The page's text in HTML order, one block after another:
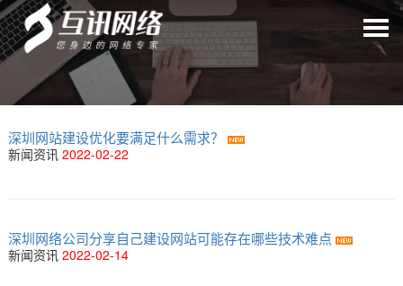
深圳网站建设优化要满足什么需求？
新闻资讯 2022-02-22
深圳网络公司分享自己建设网站可能存在哪些技术难点
新闻资讯 2022-02-14